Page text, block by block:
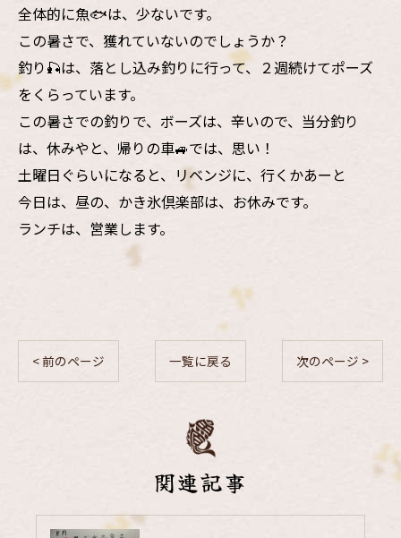
全体的に魚🐟は、少ないです。
この暑さで、獲れていないのでしょうか？
釣り🎣は、落とし込み釣りに行って、２週続けてポーズ
をくらっています。
この暑さでの釣りで、ボーズは、辛いので、当分釣り
は、休みやと、帰りの車🚙では、思い！
土曜日ぐらいになると、リベンジに、行くかあーと
今日は、昼の、かき氷倶楽部は、お休みです。
ランチは、営業します。
< 前のページ 一覧に戻る 次のページ >
関連記事